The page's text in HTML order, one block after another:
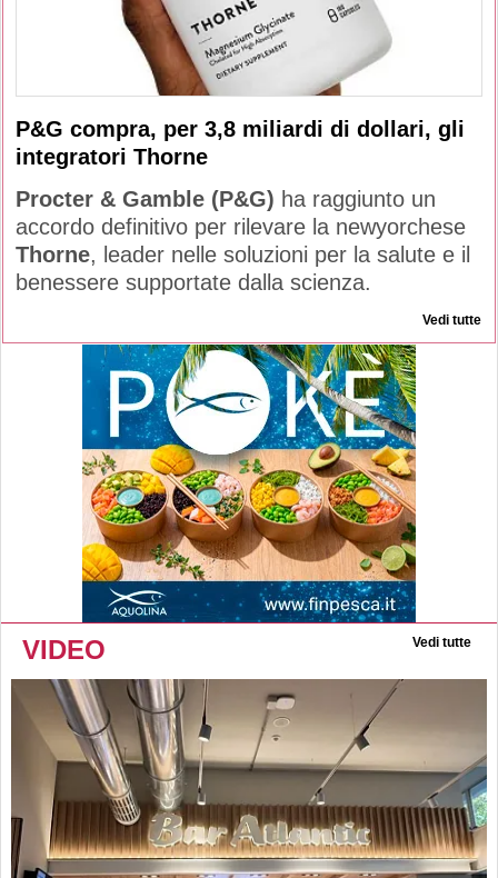
P&G compra, per 3,8 miliardi di dollari, gli
integratori Thorne
Procter & Gamble (P&G) ha raggiunto un
accordo definitivo per rilevare la newyorchese
Thorne, leader nelle soluzioni per la salute e il
benessere supportate dalla scienza.
Vedi tutte
VIDEO Vedi tutte